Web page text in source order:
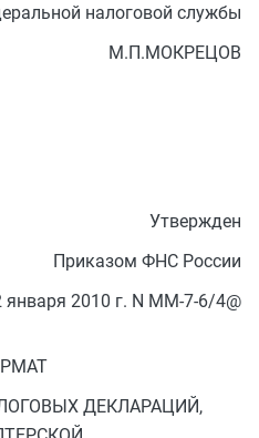
налоговой службы
М.П.МОКРЕЦОВ
Утвержден
Приказом ФНС России
января 2010 г. N ММ-7-6/4@
ДЕКЛАРАЦИЙ,